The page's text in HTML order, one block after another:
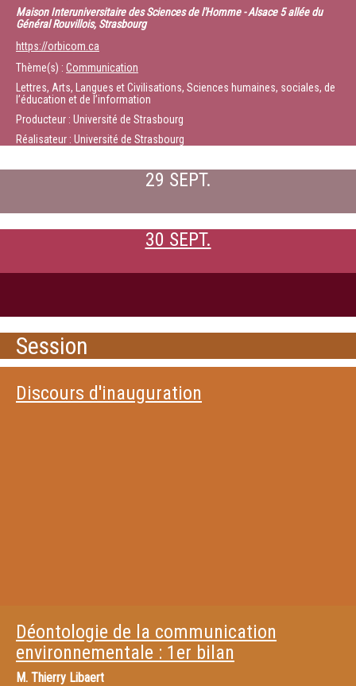
Maison Interuniversitaire des Sciences de l'Homme - Alsace 5 allée du
Général Rouvillois, Strasbourg
https://orbicom.ca
Thème(s) : Communication
Lettres, Arts, Langues et Civilisations, Sciences humaines, sociales, de
l’éducation et de l’information
Producteur : Université de Strasbourg
Réalisateur : Université de Strasbourg
29 SEPT.
30 SEPT.
Session
Discours d'inauguration
Déontologie de la communication
environnementale : 1er bilan
M. Thierry Libaert